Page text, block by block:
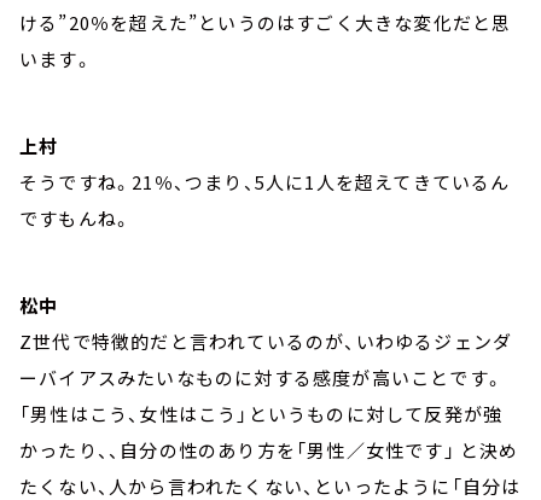
ける”20％を超えた”というのはすごく大きな変化だと思
います。
上村
そうですね。21％、つまり、5人に1人を超えてきているん
ですもんね。
松中
Z世代で特徴的だと言われているのが、いわゆるジェンダ
ーバイアスみたいなものに対する感度が高いことです。
「男性はこう、女性はこう」というものに対して反発が強
かったり、、自分の性のあり方を「男性／女性です」 と決め
たくない、人から言われたくない、といったように「自分は